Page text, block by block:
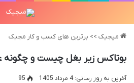
میجیک >> برترین های کسب و کار مجیک
بوتاکس زیر بغل چیست و چگونه
آخرین به روز رسانی: 4 مرداد 1405
95